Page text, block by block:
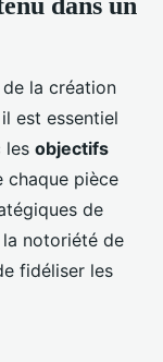
de la création
il est essentiel
les objectifs
chaque pièce
de
notoriété de
fidéliser les